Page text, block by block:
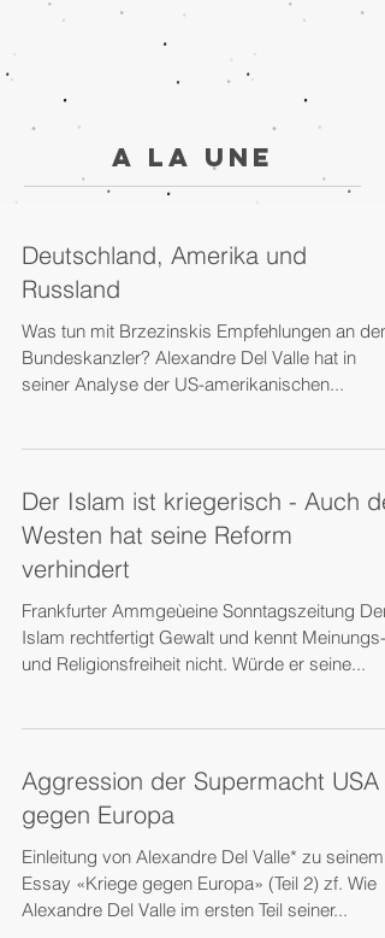
A la une
Deutschland, Amerika und
Russland
Was tun mit Brzezinskis Empfehlungen an den
Bundeskanzler? Alexandre Del Valle hat in
seiner Analyse der US-amerikanischen...
Der Islam ist kriegerisch - Auch
Westen hat seine Reform
verhindert
Frankfurter Ammgeùeine Sonntagszeitung Der
Islam rechtfertigt Gewalt und kennt Meinungs-
und Religionsfreiheit nicht. Würde er seine...
Aggression der Supermacht USA
gegen Europa
Einleitung von Alexandre Del Valle* zu seinem
Essay «Kriege gegen Europa» (Teil 2) zf. Wie
Alexandre Del Valle im ersten Teil seiner...